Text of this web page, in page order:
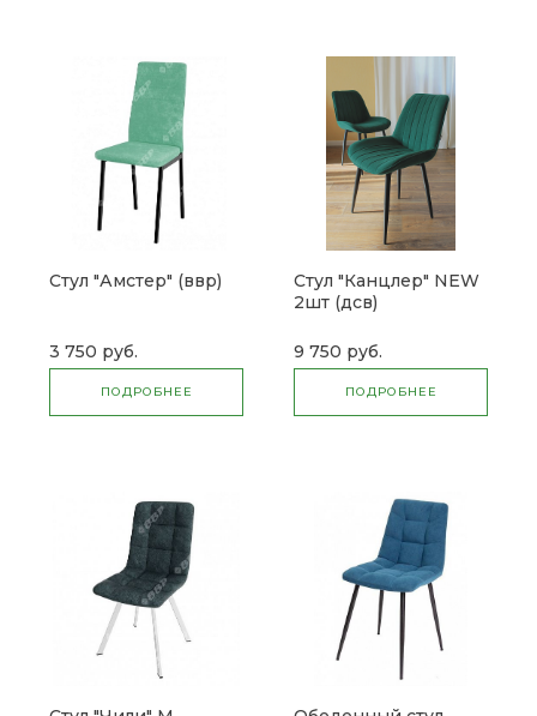
Стул "Амстер" (ввр)
3 750 руб.
ПОДРОБНЕЕ
Стул "Канцлер" NEW
2шт (дсв)
9 750 руб.
ПОДРОБНЕЕ